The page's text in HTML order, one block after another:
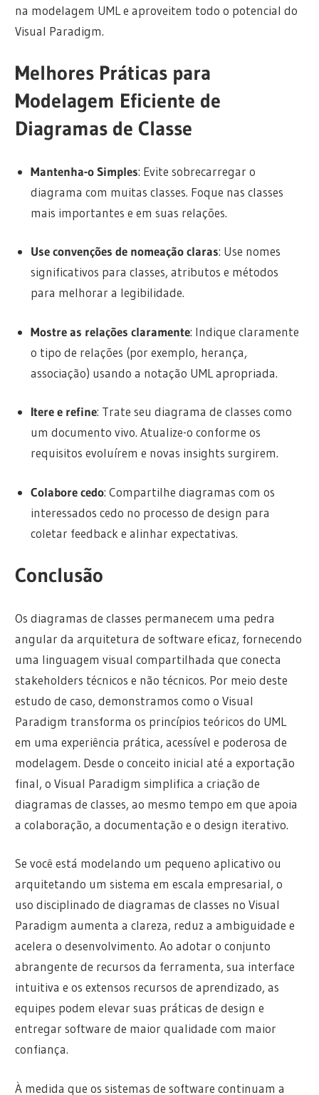
na modelagem UML e aproveitem todo o potencial do
Visual Paradigm.
Melhores Práticas para
Modelagem Eficiente de
Diagramas de Classe
Mantenha-o Simples: Evite sobrecarregar o
diagrama com muitas classes. Foque nas classes
mais importantes e em suas relações.
Use convenções de nomeação claras: Use nomes
significativos para classes, atributos e métodos
para melhorar a legibilidade.
Mostre as relações claramente: Indique claramente
o tipo de relações (por exemplo, herança,
associação) usando a notação UML apropriada.
Itere e refine: Trate seu diagrama de classes como
um documento vivo. Atualize-o conforme os
requisitos evoluírem e novas insights surgirem.
Colabore cedo: Compartilhe diagramas com os
interessados cedo no processo de design para
coletar feedback e alinhar expectativas.
Conclusão
Os diagramas de classes permanecem uma pedra
angular da arquitetura de software eficaz, fornecendo
uma linguagem visual compartilhada que conecta
stakeholders técnicos e não técnicos. Por meio deste
estudo de caso, demonstramos como o Visual
Paradigm transforma os princípios teóricos do UML
em uma experiência prática, acessível e poderosa de
modelagem. Desde o conceito inicial até a exportação
final, o Visual Paradigm simplifica a criação de
diagramas de classes, ao mesmo tempo em que apoia
a colaboração, a documentação e o design iterativo.
Se você está modelando um pequeno aplicativo ou
arquitetando um sistema em escala empresarial, o
uso disciplinado de diagramas de classes no Visual
Paradigm aumenta a clareza, reduz a ambiguidade e
acelera o desenvolvimento. Ao adotar o conjunto
abrangente de recursos da ferramenta, sua interface
intuitiva e os extensos recursos de aprendizado, as
equipes podem elevar suas práticas de design e
entregar software de maior qualidade com maior
confiança.
À medida que os sistemas de software continuam a